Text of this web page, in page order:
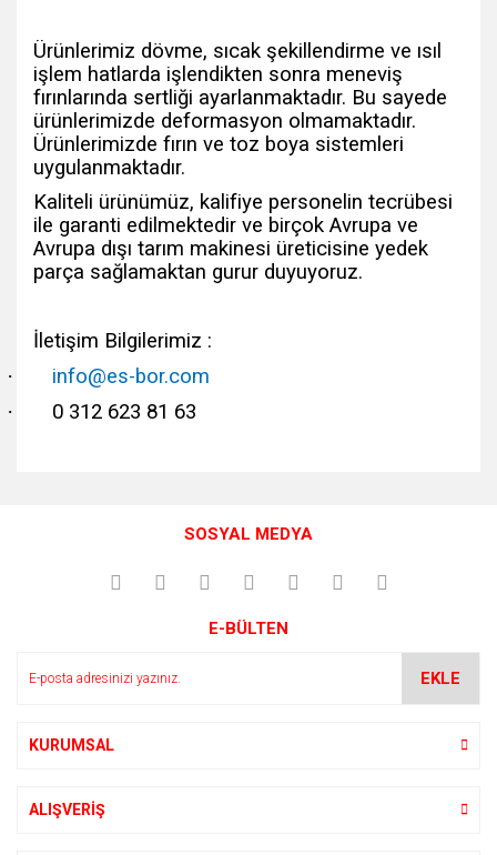
Ürünlerimiz dövme, sıcak şekillendirme ve ısıl
işlem hatlarda işlendikten sonra meneviş
fırınlarında sertliği ayarlanmaktadır. Bu sayede
ürünlerimizde deformasyon olmamaktadır.
Ürünlerimizde fırın ve toz boya sistemleri
uygulanmaktadır.
Kaliteli ürünümüz, kalifiye personelin tecrübesi
ile garanti edilmektedir ve birçok Avrupa ve
Avrupa dışı tarım makinesi üreticisine yedek
parça sağlamaktan gurur duyuyoruz.
İletişim Bilgilerimiz :
· info@es-bor.com
· 0 312 623 81 63
Yorum Yaz
Görüş ve önerileriniz için teşekkür ederiz.
Ürün açıklamasında eksik bilgiler bulunuyor.
SOSYAL MEDYA
E-BÜLTEN
EKLE
KURUMSAL
ALIŞVERİŞ